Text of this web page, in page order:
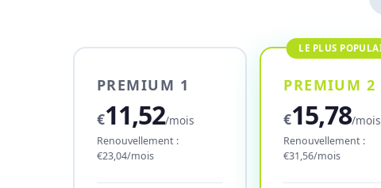
PREMIUM 1
€11,52/mois
Renouvellement :
€23,04/mois
PREMIUM 2
€15,78/mois
Renouvellement :
€31,56/mois